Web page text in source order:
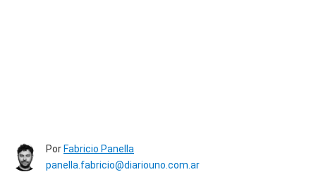
Por Fabricio Panella
panella.fabricio@diariouno.com.ar